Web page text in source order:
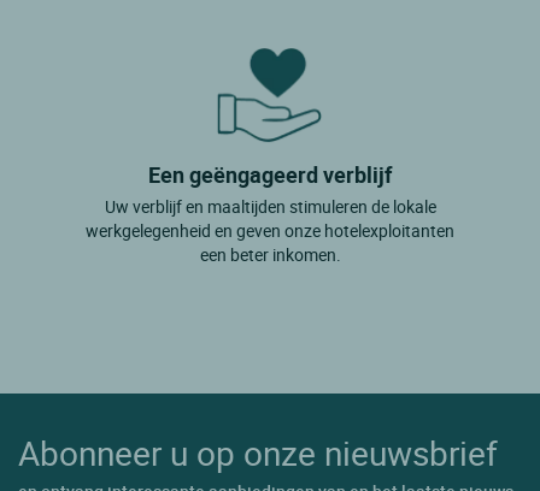
Een geëngageerd verblijf
Uw verblijf en maaltijden stimuleren de lokale
werkgelegenheid en geven onze hotelexploitanten
een beter inkomen.
Abonneer u op onze nieuwsbrief